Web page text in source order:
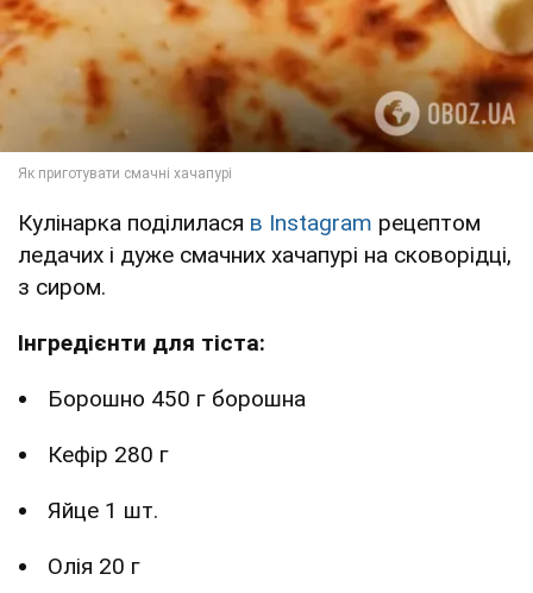
Кулінарка поділилася в Instagram рецептом
ледачих і дуже смачних хачапурі на сковорідці,
з сиром.
Інгредієнти для тіста:
Борошно 450 г борошна
Кефір 280 г
Яйце 1 шт.
Олія 20 г